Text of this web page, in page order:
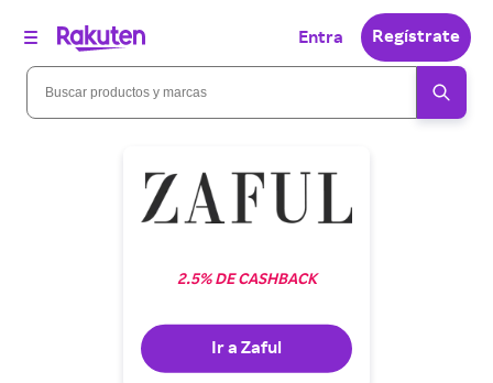
Entra Regístrate
2.5% DE CASHBACK
Ir a Zaful